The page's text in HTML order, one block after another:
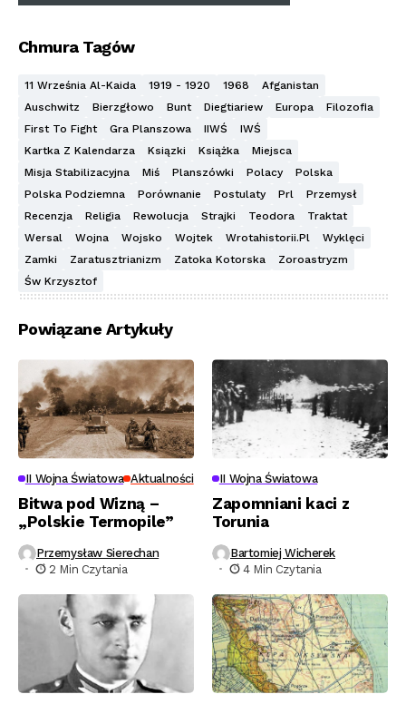
Chmura Tagów
11 Września Al-Kaida 1919 - 1920 1968
Afganistan
Auschwitz
Bierzgłowo Bunt Diegtiariew Europa
Filozofia
First To Fight
Gra Planszowa IIWŚ
IWŚ
Kartka Z Kalendarza
Ksiązki Książka
Miejsca
Misja Stabilizacyjna
Miś Planszówki Polacy
Polska
Polska Podziemna
Porównanie Postulaty Prl
Przemysł
Recenzja
Religia Rewolucja Strajki Teodora
Traktat
Wersal
Wojna Wojsko Wojtek Wrotahistorii.pl
Wyklęci
Zamki
Zaratusztrianizm Zatoka Kotorska
Zoroastryzm
Św Krzysztof
Powiązane Artykuły
II Wojna Światowa Aktualności
Bitwa pod Wizną –
„Polskie Termopile”
Przemysław Sierechan
2 Min Czytania
II Wojna Światowa
Zapomniani kaci z
Torunia
Bartomiej Wicherek
4 Min Czytania